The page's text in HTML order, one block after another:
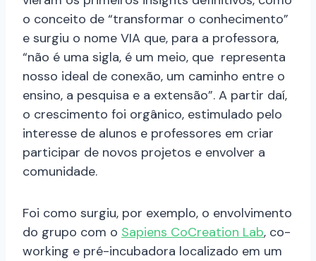
o conceito de “transformar o conhecimento”
e surgiu o nome VIA que, para a professora,
“não é uma sigla, é um meio, que representa
nosso ideal de conexão, um caminho entre o
ensino, a pesquisa e a extensão”. A partir daí,
o crescimento foi orgânico, estimulado pelo
interesse de alunos e professores em criar
participar de novos projetos e envolver a
comunidade.
Foi como surgiu, por exemplo, o envolvimento
do grupo com o Sapiens CoCreation Lab, co-
working e pré-incubadora localizado em um